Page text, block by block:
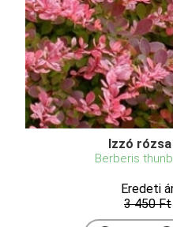
Izzó
Berberis
Eredeti
3 450 Ft